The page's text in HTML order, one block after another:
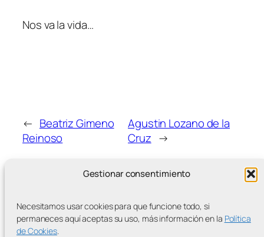
Gestionar consentimiento
Necesitamos usar cookies para que funcione todo, si
permaneces aquí aceptas su uso, más información en la Política
de Cookies.
Nos va la vida…
← Beatriz Gimeno
Reinoso
Agustin Lozano de la
Cruz →
MÁS ENTRADAS